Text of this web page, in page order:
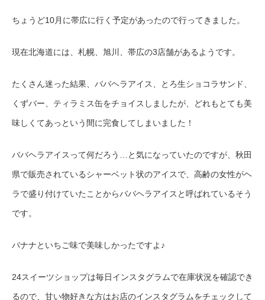
ちょうど10月に帯広に行く予定があったので行ってきました。
現在北海道には、札幌、旭川、帯広の3店舗があるようです。
たくさん迷った結果、ババヘラアイス、とろ生ショコラサンド、
くずバー、ティラミス缶をチョイスしましたが、どれもとても美
味しくてあっという間に完食してしまいました！
ババヘラアイスって何だろう…と気になっていたのですが、秋田
県で販売されているシャーベット状のアイスで、高齢の女性がヘ
ラで盛り付けていたことからババヘラアイスと呼ばれているそう
です。
バナナといちご味で美味しかったですよ♪
24スイーツショップは毎日インスタグラムで在庫状況を確認でき
るので、甘い物好きな方はお店のインスタグラムをチェックして